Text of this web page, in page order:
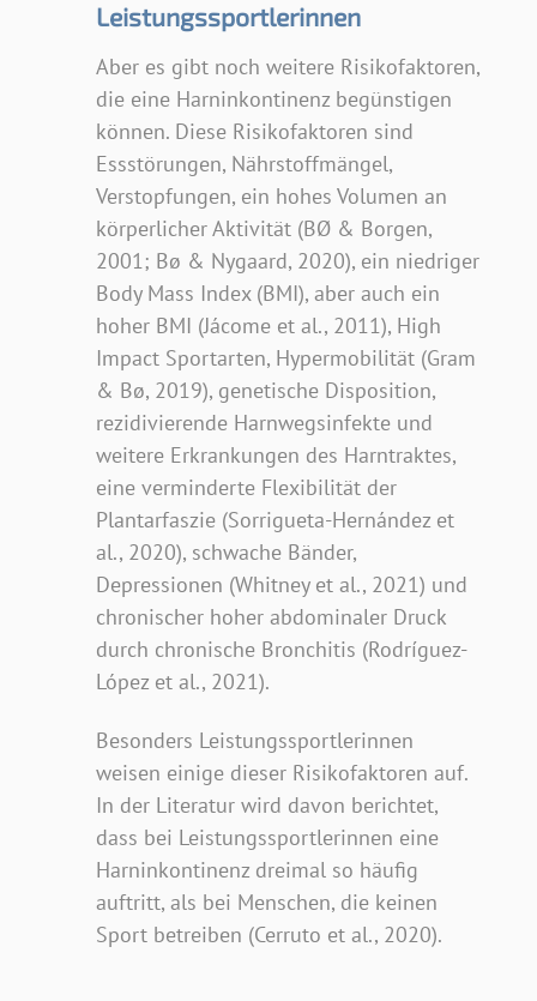
Leistungssportlerinnen
Aber es gibt noch weitere Risikofaktoren,
die eine Harninkontinenz begünstigen
können. Diese Risikofaktoren sind
Essstörungen, Nährstoffmängel,
Verstopfungen, ein hohes Volumen an
körperlicher Aktivität (BØ & Borgen,
2001; Bø & Nygaard, 2020), ein niedriger
Body Mass Index (BMI), aber auch ein
hoher BMI (Jácome et al., 2011), High
Impact Sportarten, Hypermobilität (Gram
& Bø, 2019), genetische Disposition,
rezidivierende Harnwegsinfekte und
weitere Erkrankungen des Harntraktes,
eine verminderte Flexibilität der
Plantarfaszie (Sorrigueta-Hernández et
al., 2020), schwache Bänder,
Depressionen (Whitney et al., 2021) und
chronischer hoher abdominaler Druck
durch chronische Bronchitis (Rodríguez-
López et al., 2021).
Besonders Leistungssportlerinnen
weisen einige dieser Risikofaktoren auf.
In der Literatur wird davon berichtet,
dass bei Leistungssportlerinnen eine
Harninkontinenz dreimal so häufig
auftritt, als bei Menschen, die keinen
Sport betreiben (Cerruto et al., 2020).